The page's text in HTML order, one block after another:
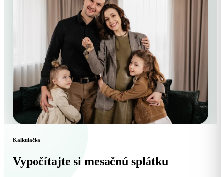
Kalkulačka
Vypočítajte si mesačnú splátku